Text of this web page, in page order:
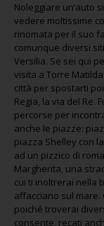
Noleggiare un’auto
vedere moltissime
rinomata per il suo
comunque diversi
Versilia. Se sei qui
visita a Torre
città per spostarti
Regia, la via del Re.
percorse per
anche le piazze:
piazza Shelley con
ad un pizzico di
Margherita, una
cui ti inoltrerai nella
affacciano sul
poiché troverai
consente, recati